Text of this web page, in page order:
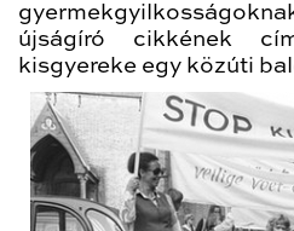
újságíró cikkének
kisgyereke egy közúti